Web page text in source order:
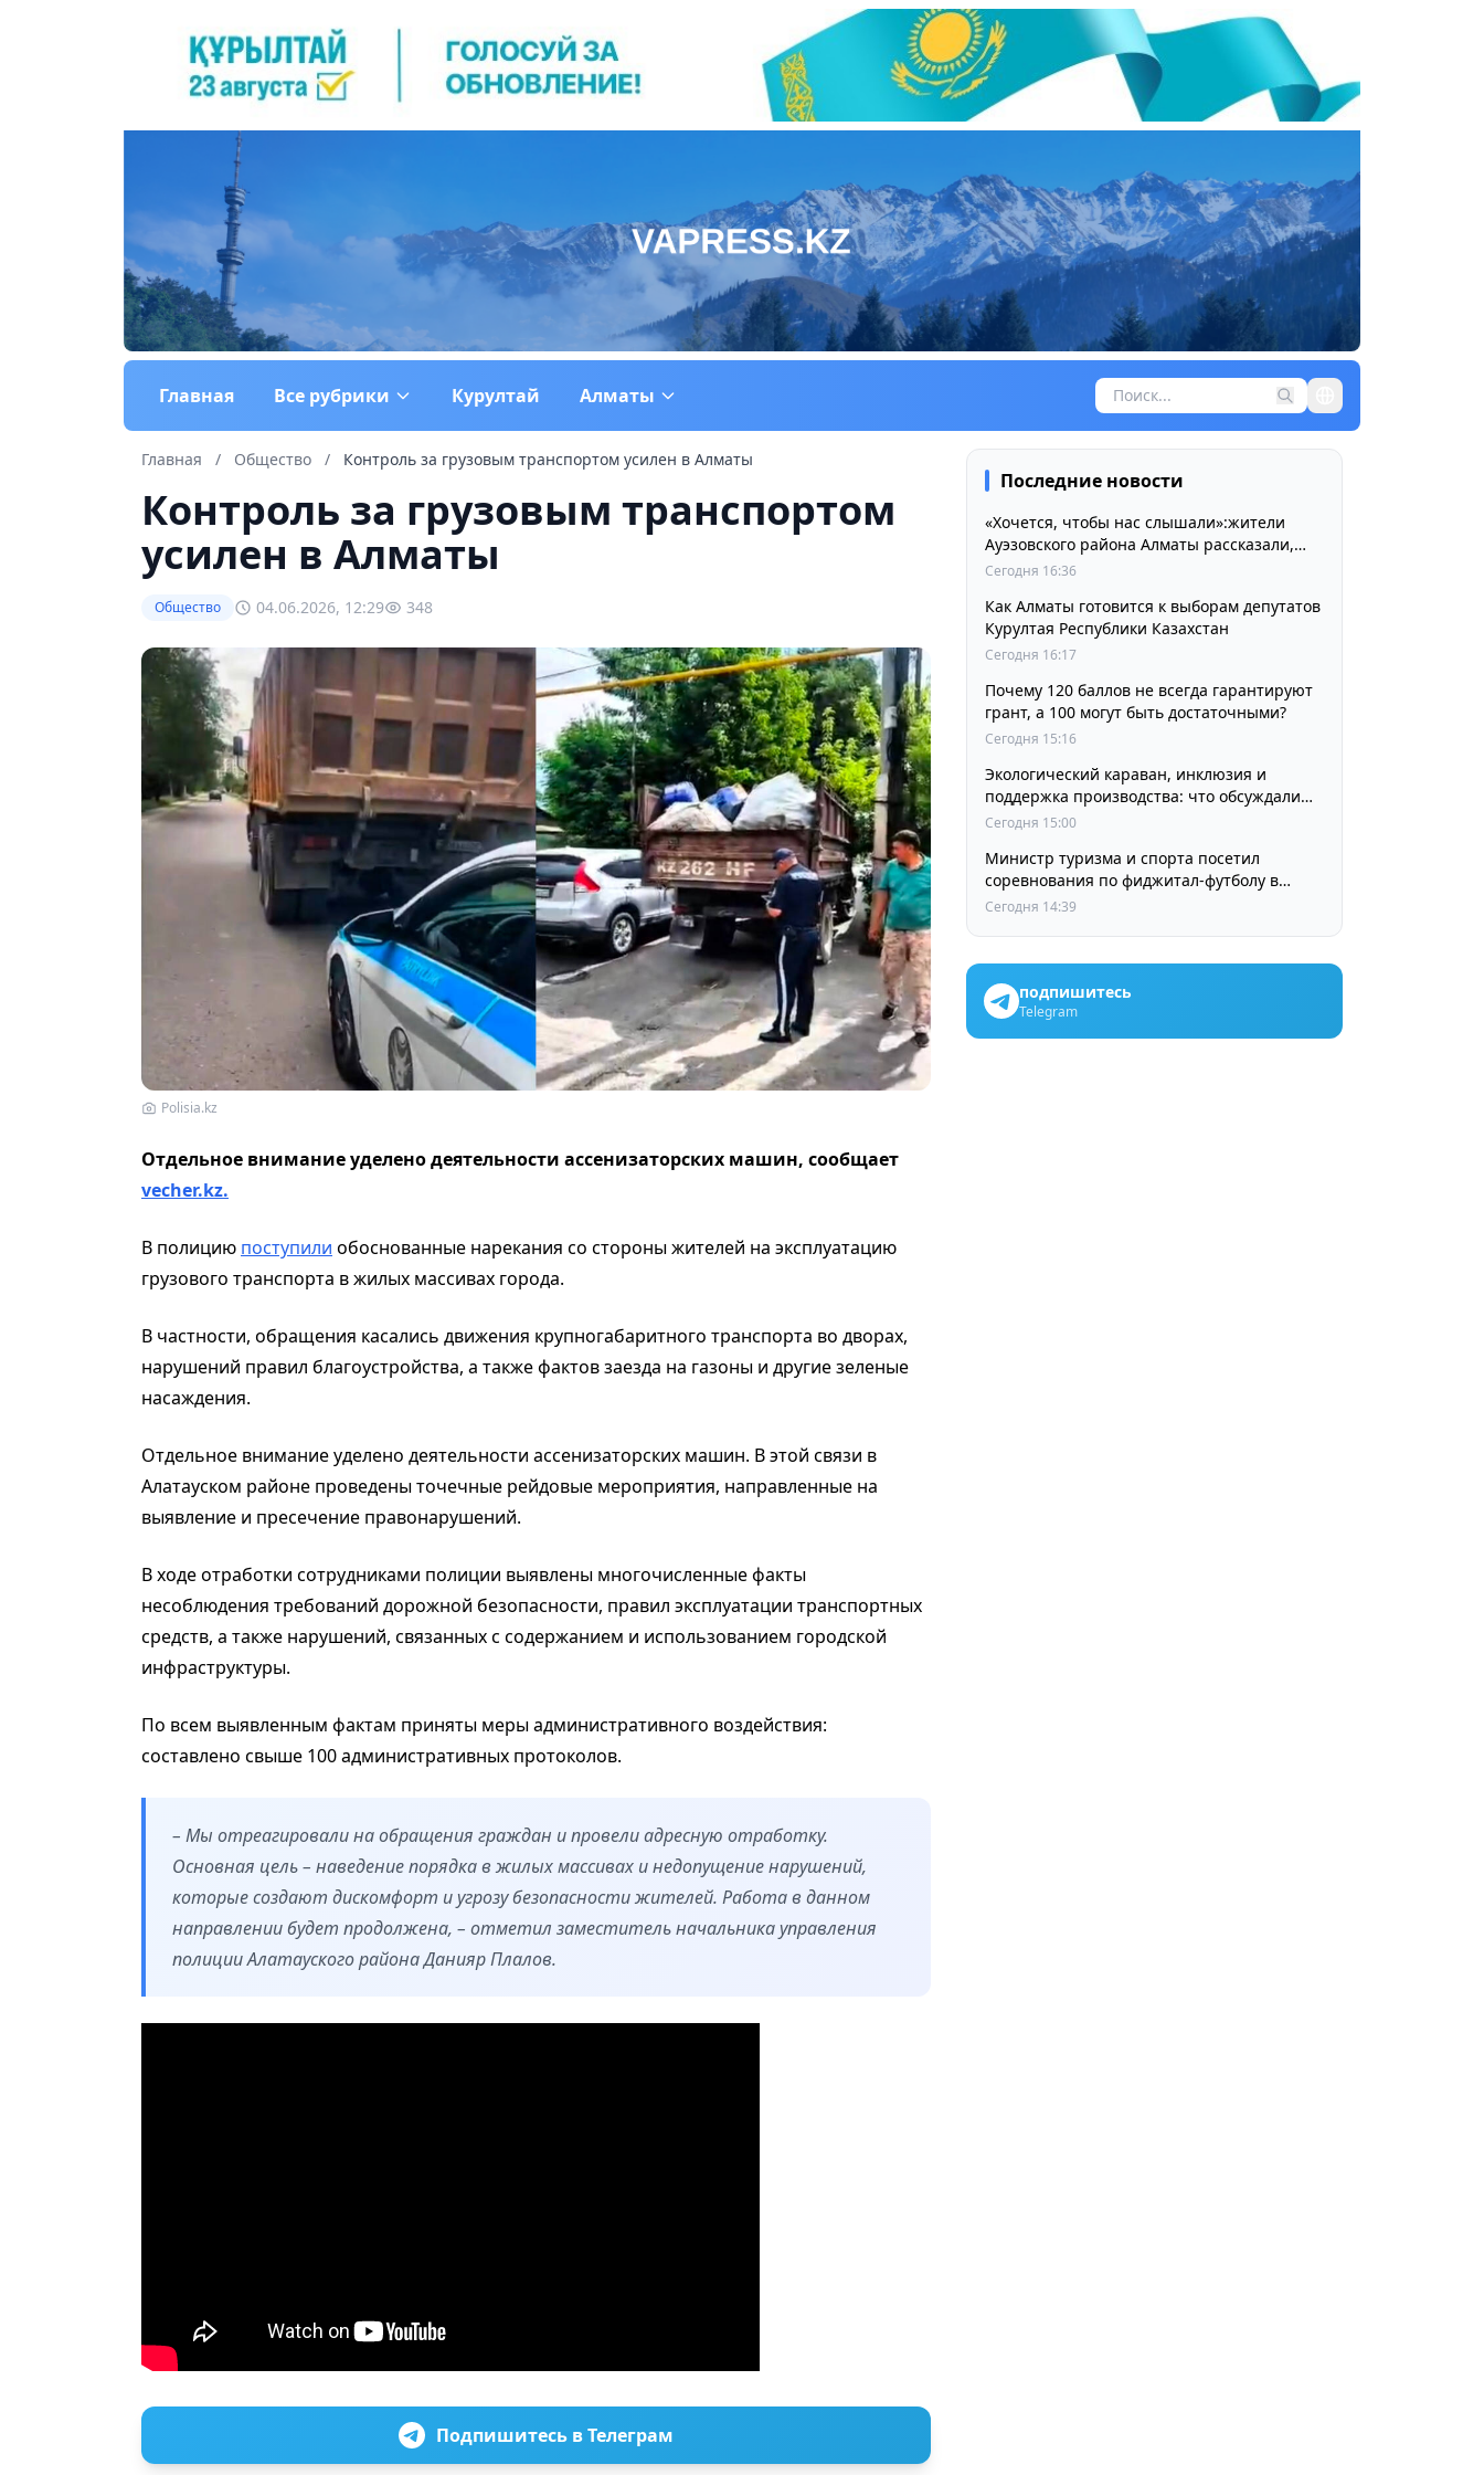
Главная Все рубрики Курултай Алматы
Главная / Общество / Контроль за грузовым транспортом усилен в Алматы
Контроль за грузовым транспортом
усилен в Алматы
Общество 04.06.2026, 12:29 348
Polisia.kz
Отдельное внимание уделено деятельности ассенизаторских машин, сообщает
vecher.kz.
В полицию поступили обоснованные нарекания со стороны жителей на эксплуатацию
грузового транспорта в жилых массивах города.
В частности, обращения касались движения крупногабаритного транспорта во дворах,
нарушений правил благоустройства, а также фактов заезда на газоны и другие зеленые
насаждения.
Отдельное внимание уделено деятельности ассенизаторских машин. В этой связи в
Алатауском районе проведены точечные рейдовые мероприятия, направленные на
выявление и пресечение правонарушений.
В ходе отработки сотрудниками полиции выявлены многочисленные факты
несоблюдения требований дорожной безопасности, правил эксплуатации транспортных
средств, а также нарушений, связанных с содержанием и использованием городской
инфраструктуры.
По всем выявленным фактам приняты меры административного воздействия:
составлено свыше 100 административных протоколов.
– Мы отреагировали на обращения граждан и провели адресную отработку.
Основная цель – наведение порядка в жилых массивах и недопущение нарушений,
которые создают дискомфорт и угрозу безопасности жителей. Работа в данном
направлении будет продолжена, – отметил заместитель начальника управления
полиции Алатауского района Данияр Плалов.
Подпишитесь в Телеграм
Последние новости
«Хочется, чтобы нас слышали»:жители
Ауэзовского района Алматы рассказали,
чего ждут от выборов депутатов Курултая
Сегодня 16:36
Как Алматы готовится к выборам депутатов
Курултая Республики Казахстан
Сегодня 16:17
Почему 120 баллов не всегда гарантируют
грант, а 100 могут быть достаточными?
Сегодня 15:16
Экологический караван, инклюзия и
поддержка производства: что обсуждали
партии в регионах
Сегодня 15:00
Министр туризма и спорта посетил
соревнования по фиджитал-футболу в
рамках «Игр Будущего 2026»
Сегодня 14:39
подпишитесь
Telegram